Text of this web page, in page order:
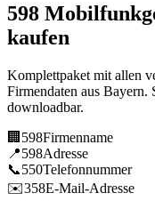
598
kaufen
Komplettpaket mit allen
Firmendaten aus Bayern.
downloadbar.
🏢 598Firmenname
📍598Adresse
📞550Telefonnummer
✉️358E-Mail-Adresse